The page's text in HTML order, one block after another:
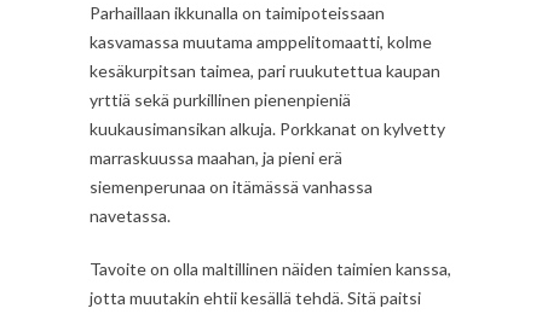
Parhaillaan ikkunalla on taimipoteissaan
kasvamassa muutama amppelitomaatti, kolme
kesäkurpitsan taimea, pari ruukutettua kaupan
yrttiä sekä purkillinen pienenpieniä
kuukausimansikan alkuja. Porkkanat on kylvetty
marraskuussa maahan, ja pieni erä
siemenperunaa on itämässä vanhassa
navetassa.
Tavoite on olla maltillinen näiden taimien kanssa,
jotta muutakin ehtii kesällä tehdä. Sitä paitsi